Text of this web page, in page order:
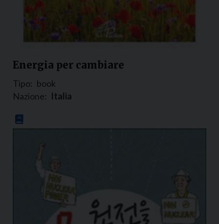
Energia per cambiare
Tipo: book
Nazione: Italia